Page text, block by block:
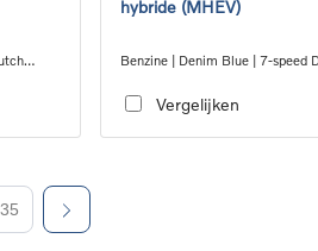
hybride (MHEV)
Benzine | Denim Blue | 7-speed
Vergelijken
35